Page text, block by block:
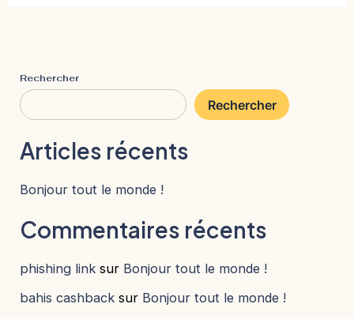
Rechercher
Rechercher
Articles récents
Bonjour tout le monde !
Commentaires récents
phishing link sur Bonjour tout le monde !
bahis cashback sur Bonjour tout le monde !